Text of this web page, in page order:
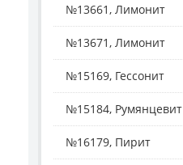
№13661, Лимонит
№13671, Лимонит
№15169, Гессонит
№15184, Румянцевит
№16179, Пирит